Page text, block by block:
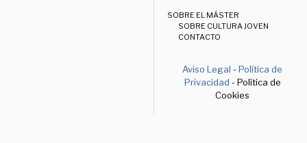
SOBRE EL MÁSTER
SOBRE CULTURA JOVEN
CONTACTO
Aviso Legal -Política de
Privacidad - Política de
Cookies